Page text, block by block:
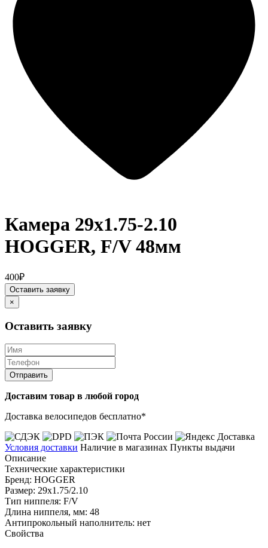
Камера 29x1.75-2.10
HOGGER, F/V 48мм
400₽
Оставить заявку
×
Оставить заявку
Отправить
Доставим товар в любой город
Доставка велосипедов бесплатно*
Условия доставки Наличие в магазинах Пункты выдачи
Описание
Технические характеристики
Бренд: HOGGER
Размер: 29x1.75/2.10
Тип ниппеля: F/V
Длина ниппеля, мм: 48
Антипрокольный наполнитель: нет
Свойства